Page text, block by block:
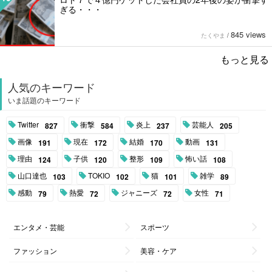
ぎる・・・
たくやま / 845 views
もっと見る
人気のキーワード
いま話題のキーワード
Twitter 827 衝撃 584 炎上 237 芸能人 205
画像 191 現在 172 結婚 170 動画 131
理由 124 子供 120 整形 109 怖い話 108
山口達也 103 TOKIO 102 猫 101 雑学 89
感動 79 熱愛 72 ジャニーズ 72 女性 71
エンタメ・芸能 スポーツ
ファッション 美容・ケア